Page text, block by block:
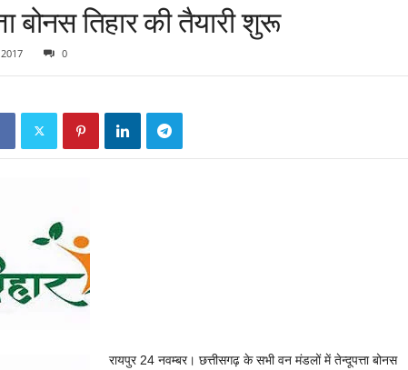
बोनस तिहार की तैयारी शुरू
0
रायपुर 24 नवम्बर। छत्तीसगढ़ के सभी वन मंडलों में तेन्दूपत्ता बोनस